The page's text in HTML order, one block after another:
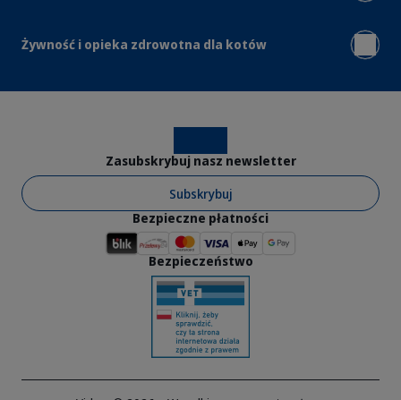
Żywność i opieka zdrowotna dla kotów
Zasubskrybuj nasz newsletter
Subskrybuj
Bezpieczne płatności
Bezpieczeństwo